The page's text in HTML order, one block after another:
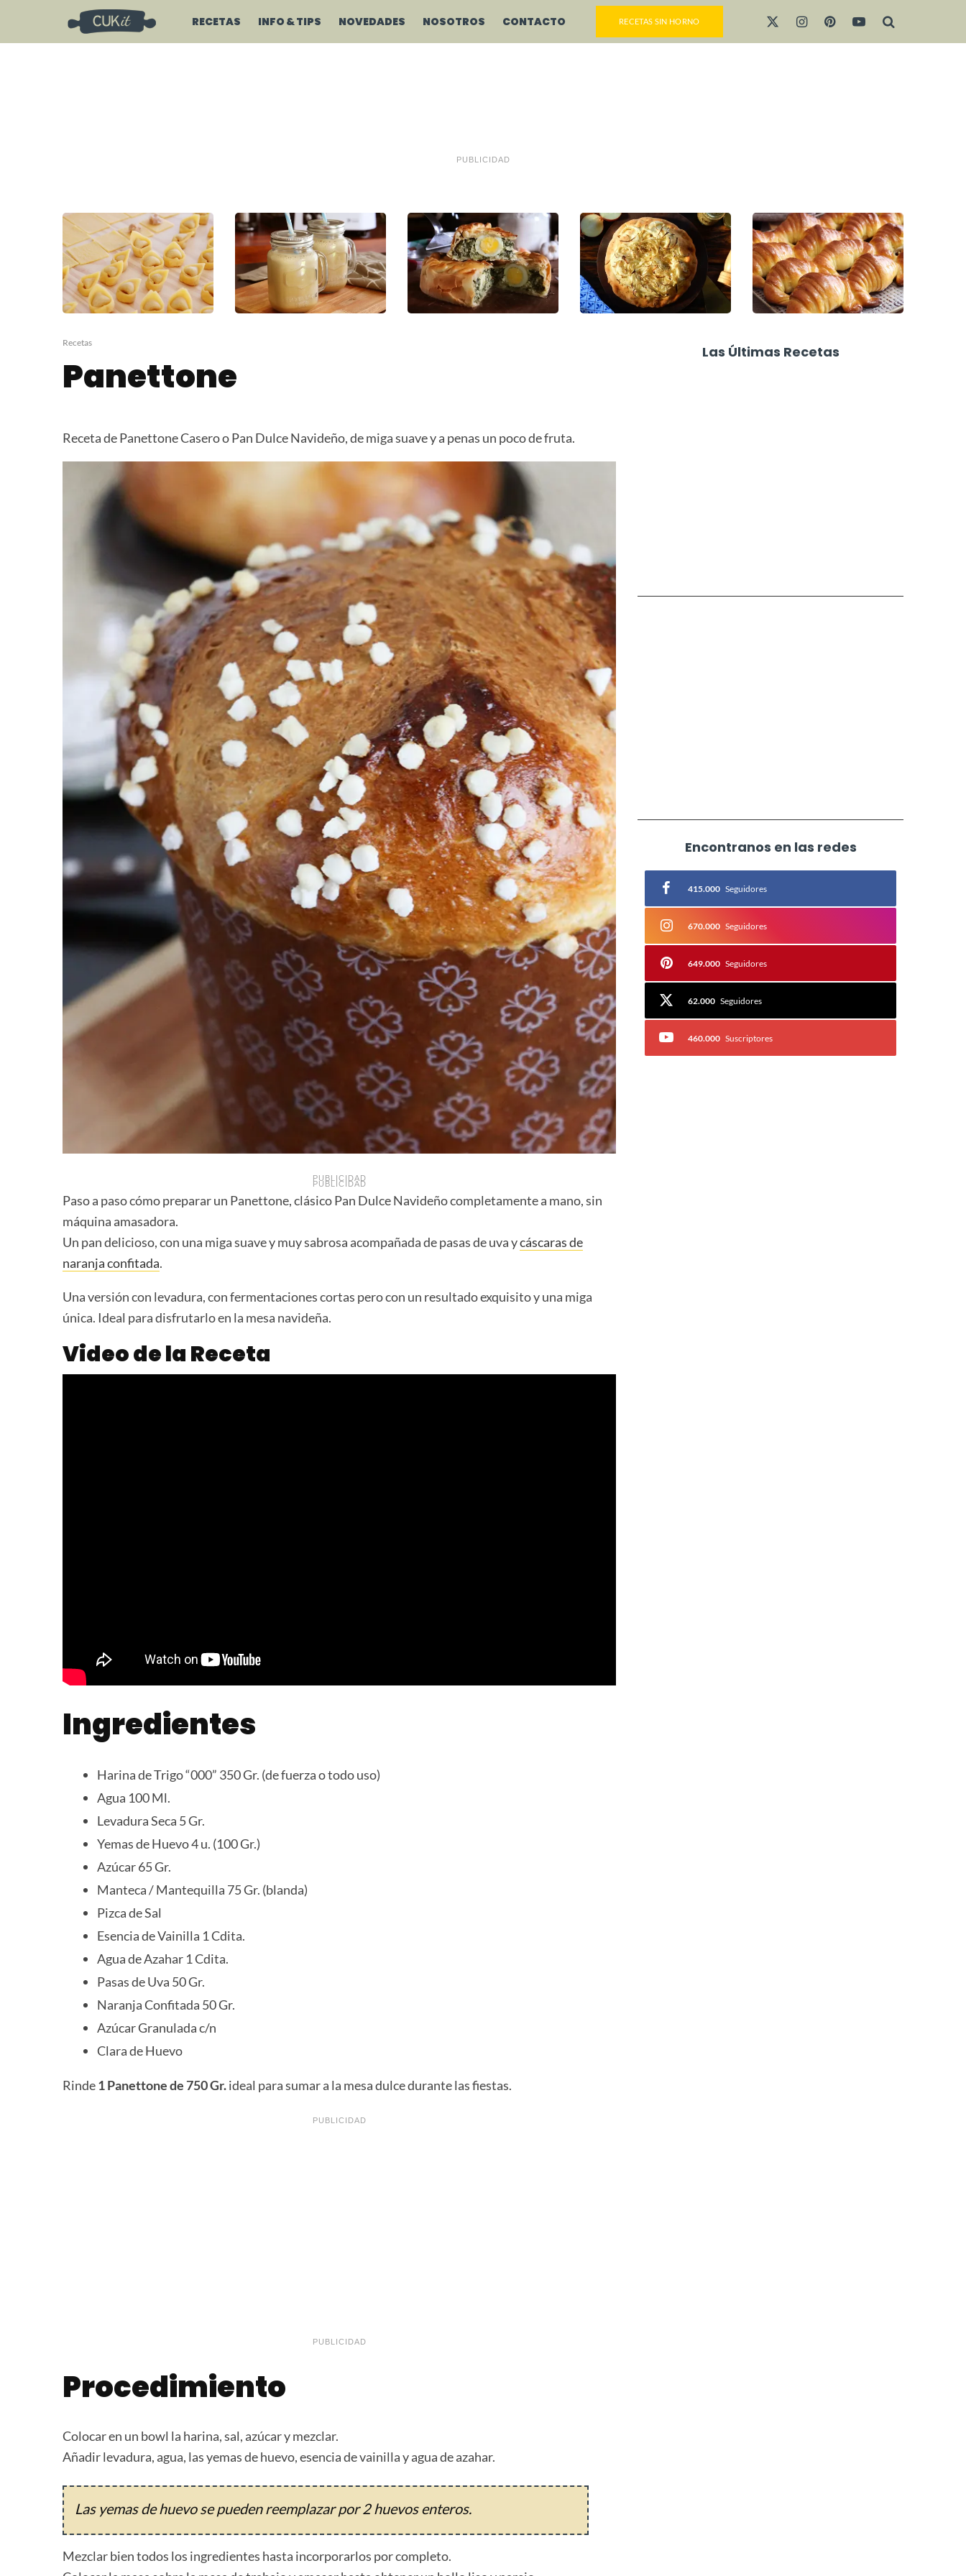
RECETAS INFO & TIPS NOVEDADES NOSOTROS CONTACTO RECETAS SIN HORNO
PUBLICIDAD
Recetas
Panettone
Receta de Panettone Casero o Pan Dulce Navideño, de miga suave y a penas un poco de fruta.
PUBLICIDAD
PUBLICIDAD
Paso a paso cómo preparar un Panettone, clásico Pan Dulce Navideño completamente a mano, sin
máquina amasadora.
Un pan delicioso, con una miga suave y muy sabrosa acompañada de pasas de uva ycáscaras de
naranja confitada.
Una versión con levadura, con fermentaciones cortas pero con un resultado exquisito y una miga
única. Ideal para disfrutarlo en la mesa navideña.
Video de la Receta
Ingredientes
Harina de Trigo “000” 350 Gr. (de fuerza o todo uso)
Agua 100 Ml.
Levadura Seca 5 Gr.
Yemas de Huevo 4 u. (100 Gr.)
Azúcar 65 Gr.
Manteca / Mantequilla 75 Gr. (blanda)
Pizca de Sal
Esencia de Vainilla 1 Cdita.
Agua de Azahar 1 Cdita.
Pasas de Uva 50 Gr.
Naranja Confitada 50 Gr.
Azúcar Granulada c/n
Clara de Huevo
Rinde1 Panettone de 750 Gr.ideal para sumar a la mesa dulce durante las fiestas.
PUBLICIDAD
PUBLICIDAD
Procedimiento
Colocar en un bowl la harina, sal, azúcar y mezclar.
Añadir levadura, agua, las yemas de huevo, esencia de vainilla y agua de azahar.
Las yemas de huevo se pueden reemplazar por 2 huevos enteros.
Mezclar bien todos los ingredientes hasta incorporarlos por completo.
Las Últimas Recetas
Encontranos en las redes
415.000 Seguidores
670.000 Seguidores
649.000 Seguidores
62.000 Seguidores
460.000 Suscriptores